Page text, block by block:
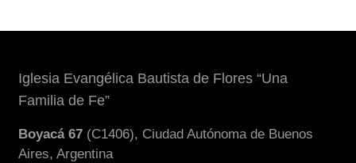
Iglesia Evangélica Bautista de Flores “Una
Familia de Fe”
Boyacá 67 (C1406), Ciudad Autónoma de Buenos
Aires, Argentina